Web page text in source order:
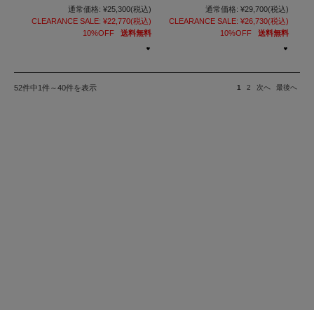
通常価格: ¥25,300(税込)
CLEARANCE SALE: ¥22,770(税込)
10%OFF
送料無料
通常価格: ¥29,700(税込)
CLEARANCE SALE: ¥26,730(税込)
10%OFF
送料無料
52件中1件～40件を表示 1 2 次へ 最後へ